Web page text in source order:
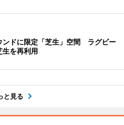
ンドに限定「芝生」空間 ラグビー
生を再利用
と見る